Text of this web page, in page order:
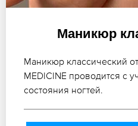
Маникюр
Маникюр классический
MEDICINE проводится с
состояния ногтей.